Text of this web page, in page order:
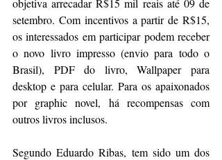
objetiva arrecadar R$15 mil reais até 09 de
setembro. Com incentivos a partir de R$15,
os interessados em participar podem receber
o novo livro impresso (envio para todo o
Brasil), PDF do livro, Wallpaper para
desktop e para celular. Para os apaixonados
por graphic novel, há recompensas com
outros livros inclusos.
Segundo Eduardo Ribas, tem sido um dos